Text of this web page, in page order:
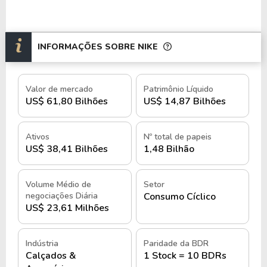
Suas ações são negociadas naNYSEsob o ticker
NKE , e no Brasil por meio do BDR
História e quando foi criada a Nike,
Inc.
A Nike, Inc. foi fundada em 1972, mas sua história
começou em 1964, por Bill Bowerman, técnico de
atletismo, e seu ex-aluno, Phillip Knight.
Juntos, criaram a empresa Blue Ribbon Sports
(BRS), inicialmente como uma distribuidora de
calçados esportivos da marca japonesa Onitsuka
Tiger, atualmente conhecida como Asics.
Em 1971, após encerrar sua parceria com a
INFORMAÇÕES SOBRE NIKE
Valor de mercado
US$ 61,80 Bilhões
Patrimônio Líquido
US$ 14,87 Bilhões
Ativos
US$ 38,41 Bilhões
Nº total de papeis
1,48 Bilhão
Volume Médio de
negociações Diária
US$ 23,61 Milhões
Setor
Consumo Cíclico
Indústria
Calçados &
Paridade da BDR
1 Stock = 10 BDRs